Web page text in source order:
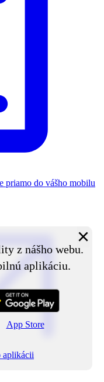
priamo do vášho mobilu
z nášho webu.
aplikáciu.
×
aplikácii